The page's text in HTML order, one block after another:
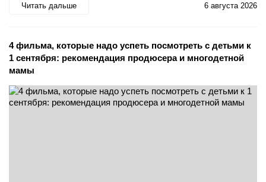
Читать дальше 6 августа 2026
4 фильма, которые надо успеть посмотреть с детьми к
1 сентября: рекомендация продюсера и многодетной
мамы